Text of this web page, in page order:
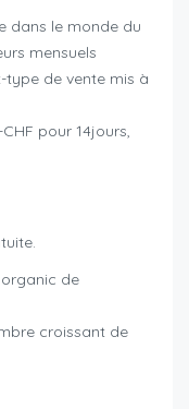
dans le monde du
mensuels
type de vente mis à
pour 14jours,
de
croissant de